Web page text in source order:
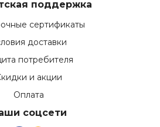
поддержка
сертификаты
доставки
потребителя
и акции
Оплата
соцсети